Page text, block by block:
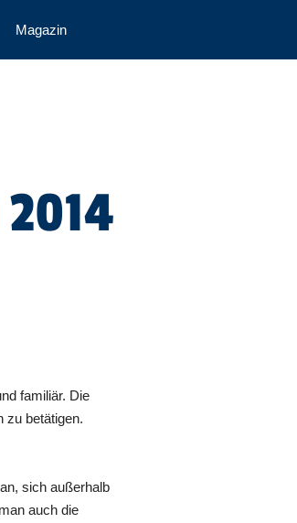
Magazin
familiär. Die
zu betätigen.
sich außerhalb
auch die